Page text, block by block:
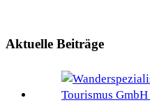
Aktuelle Beiträge